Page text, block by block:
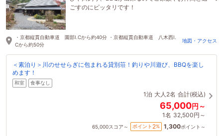
ごすのにピッタリです！
・京都縦貫自動車道 園部I.Cから約40分 ・京都縦貫自動車道 八木西I.
Cから約50分
地図・アクセス
＜素泊り＞川のせせらぎに包まれる貸別荘！釣りや川遊び、BBQを楽し
めます！
和室 食事なし
1泊 大人2名 合計(税込)
65,000円～
1名 32,500円～
65,000スコア～ ポイント 2% 1,300ポイント～